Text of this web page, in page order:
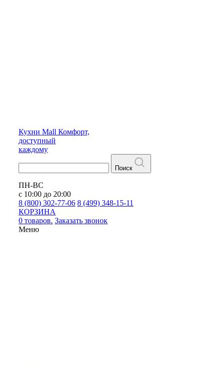
Кухни Mall Комфорт,
доступный
каждому
Поиск
ПН-ВС
с 10:00 до 20:00
8 (800) 302-77-06 8 (499) 348-15-11
КОРЗИНА
0 товаров. Заказать звонок
Меню